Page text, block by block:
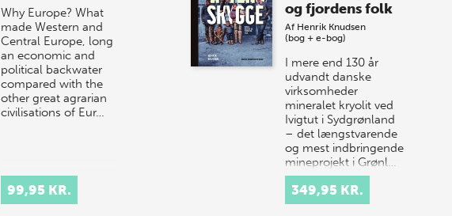
år til vores store sommer-lagersalg,
så sæt kryds i kalenderen onsdag den
10. j…
Why Europe? What
made Western and
Central Europe, long
an economic and
political backwater
compared with the
other great agrarian
civilisations of Eur…
99,95 KR.
og fjordens folk
Af Henrik Knudsen
(bog + e-bog)
I mere end 130 år
udvandt danske
virksomheder
mineralet kryolit ved
Ivigtut i Sydgrønland
– det længstvarende
og mest indbringende
mineprojekt i Grønl…
349,95 KR.